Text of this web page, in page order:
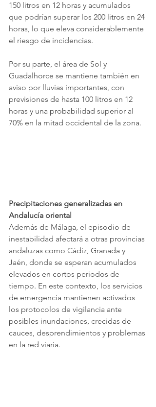
150 litros en 12 horas y acumulados
que podrían superar los 200 litros en 24
horas, lo que eleva considerablemente
el riesgo de incidencias.
Por su parte, el área de Sol y
Guadalhorce se mantiene también en
aviso por lluvias importantes, con
previsiones de hasta 100 litros en 12
horas y una probabilidad superior al
70% en la mitad occidental de la zona.
Precipitaciones generalizadas en
Andalucía oriental
Además de Málaga, el episodio de
inestabilidad afectará a otras provincias
andaluzas como Cádiz, Granada y
Jaén, donde se esperan acumulados
elevados en cortos periodos de
tiempo. En este contexto, los servicios
de emergencia mantienen activados
los protocolos de vigilancia ante
posibles inundaciones, crecidas de
cauces, desprendimientos y problemas
en la red viaria.